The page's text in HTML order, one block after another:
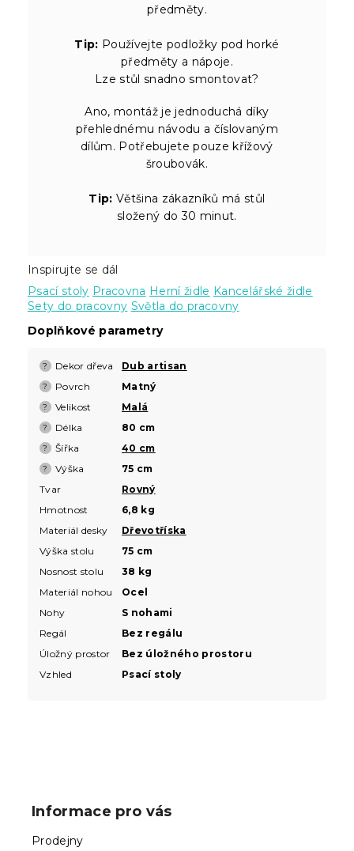
předměty.
Tip: Používejte podložky pod horké
předměty a nápoje.
Lze stůl snadno smontovat?
Ano, montáž je jednoduchá díky
přehlednému návodu a číslovaným
dílům. Potřebujete pouze křížový
šroubovák.
Tip: Většina zákazníků má stůl
složený do 30 minut.
Inspirujte se dál
Psací stoly Pracovna Herní židle Kancelářské židle
Sety do pracovny Světla do pracovny
Doplňkové parametry
? Dekor dřeva Dub artisan
? Povrch Matný
? Velikost Malá
? Délka 80 cm
? Šířka 40 cm
? Výška
75 cm
Tvar
Rovný
Hmotnost
6,8 kg
Materiál desky
Dřevotříska
Výška stolu
75 cm
Nosnost stolu
38 kg
Materiál nohou
Ocel
Nohy
S nohami
Regál
Bez regálu
Úložný prostor
Bez úložného prostoru
Vzhled
Psací stoly
Informace pro vás
Prodejny